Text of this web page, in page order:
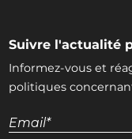
Suivre l'actualité
Informez-vous et
politiques